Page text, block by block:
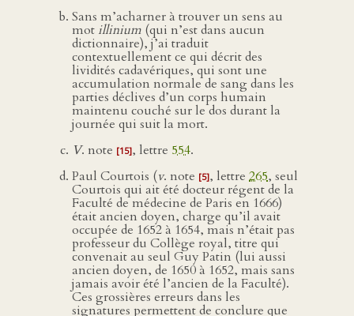
Sans m’acharner à trouver un sens au
mot illinium (qui n’est dans aucun
dictionnaire), j’ai traduit
contextuellement ce qui décrit des
lividités cadavériques, qui sont une
accumulation normale de sang dans les
parties déclives d’un corps humain
maintenu couché sur le dos durant la
journée qui suit la mort.
V. note [15], lettre 554.
Paul Courtois (v. note [5], lettre 265, seul
Courtois qui ait été docteur régent de la
Faculté de médecine de Paris en 1666)
était ancien doyen, charge qu’il avait
occupée de 1652 à 1654, mais n’était pas
professeur du Collège royal, titre qui
convenait au seul Guy Patin (lui aussi
ancien doyen, de 1650 à 1652, mais sans
jamais avoir été l’ancien de la Faculté).
Ces grossières erreurs dans les
signatures permettent de conclure que